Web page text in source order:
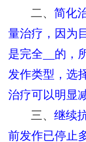
二、简化
量治疗，因为
是完全__的，
发作类型，选
治疗可以明显
三、继续
前发作已停止